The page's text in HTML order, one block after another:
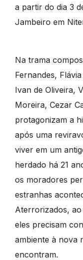
a partir do dia 3
Jambeiro em
Na trama
Fernandes,
Ivan de Oliveira,
Moreira, Cezar
protagonizam a
após uma
viver em um
herdado há 21
os moradores
estranhas
Aterrorizados,
eles precisam
ambiente à nova
encontram.